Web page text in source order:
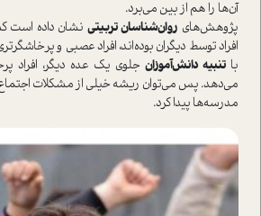
آن‌ها را هم از بین می‌برد.
پژوهش‌هاي روان‌شناسان تربيتي نشان داده ا‌ست
افراد توسط ديگران بوده‌اند، افراد عصبي و
با تنبيه دانش‌آموزان جلوي يك عده ديگر، افراد
مي‌دهد. پس مي‌توان ريشه خيلي از مشكلات اجتماع
مدرسه‌ها پيدا كرد.